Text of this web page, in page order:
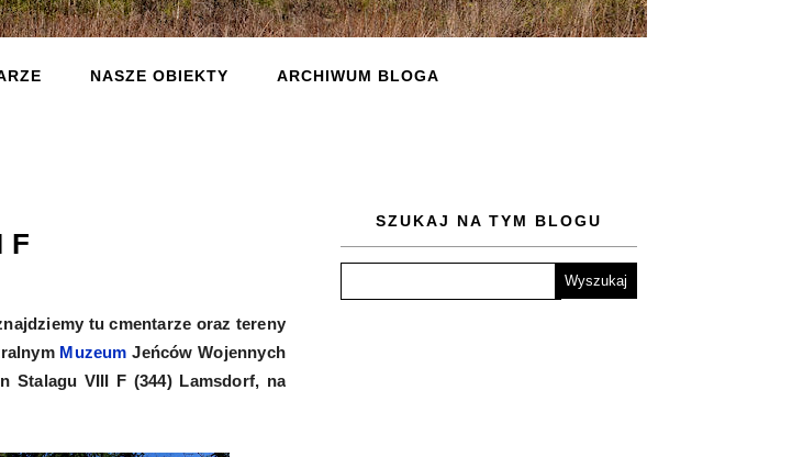
NASZE OBIEKTY ARCHIWUM BLOGA
F
tu cmentarze oraz tereny
Muzeum Jeńców Wojennych
Stalagu VIII F (344) Lamsdorf, na
SZUKAJ NA TYM BLOGU